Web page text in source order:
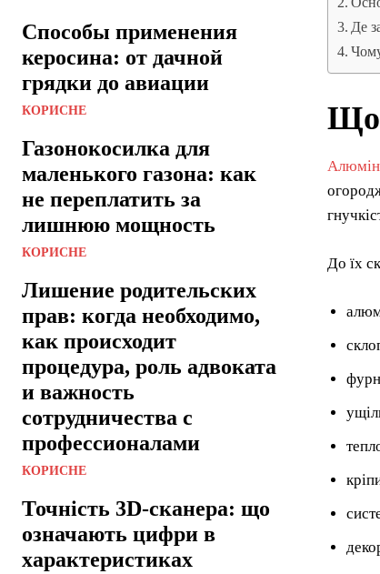
Способы применения
керосина: от дачной
грядки до авиации
КОРИСНЕ
Газонокосилка для
маленького газона: как
не переплатить за
лишнюю мощность
КОРИСНЕ
Лишение родительских
прав: когда необходимо,
как происходит
процедура, роль адвоката
и важность
сотрудничества с
профессионалами
КОРИСНЕ
Точність 3D-сканера: що
означають цифри в
характеристиках
Де
Що
До їх